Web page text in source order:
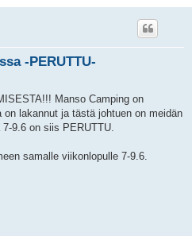
-PERUTTU-
Manso Camping on
lakannut ja tästä johtuen on meidän
9.6 on siis PERUTTU.
samalle viikonlopulle 7-9.6.